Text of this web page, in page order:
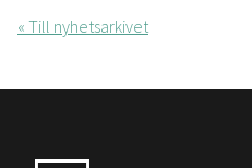
« Till nyhetsarkivet